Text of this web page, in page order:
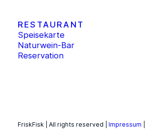
RESTAURANT
Speisekarte
Naturwein-Bar
Reservation
FriskFisk | All rights reserved | Impressum